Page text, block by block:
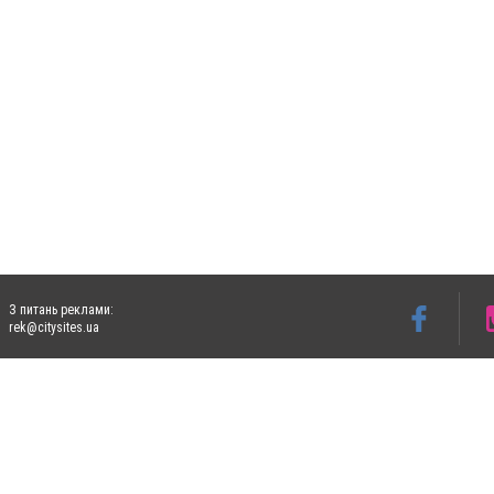
З питань реклами:
rek@citysites.ua